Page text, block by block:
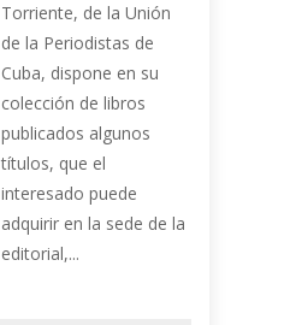
Torriente, de la Unión
de la Periodistas de
Cuba, dispone en su
colección de libros
publicados algunos
títulos, que el
interesado puede
adquirir en la sede de la
editorial,...